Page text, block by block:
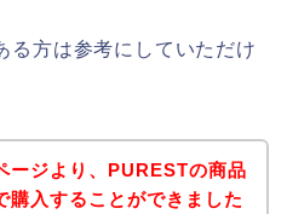
る方は参考にしていただけ
ージより、PURESTの商品
購入することができました